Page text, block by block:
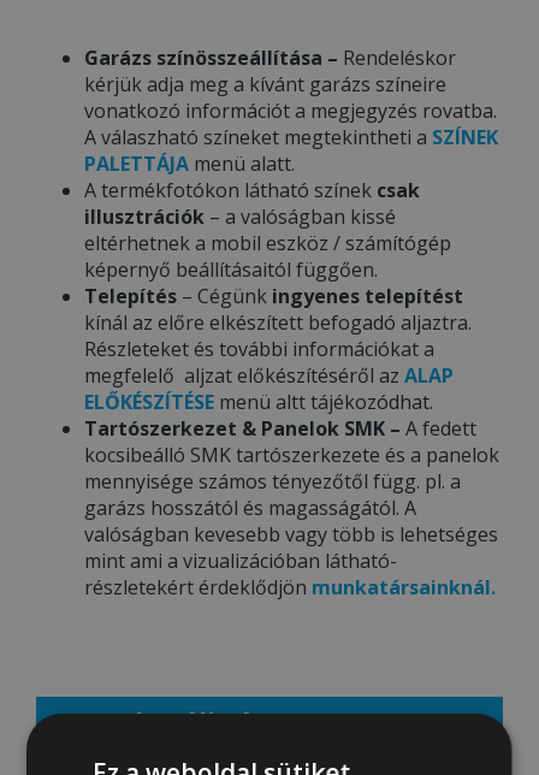
Garázs színösszeállítása – Rendeléskor
kérjük adja meg a kívánt garázs színeire
vonatkozó információt a megjegyzés rovatba.
A válaszható színeket megtekintheti a SZÍNEK
PALETTÁJA menü alatt.
A termékfotókon látható színek csak
illusztrációk – a valóságban kissé
eltérhetnek a mobil eszköz / számítógép
képernyő beállításaitól függően.
Telepítés – Cégünk ingyenes telepítést
kínál az előre elkészített befogadó aljaztra.
Részleteket és további információkat a
megfelelő aljzat előkészítéséről az ALAP
ELŐKÉSZÍTÉSE menü altt tájékozódhat.
Tartószerkezet & Panelok SMK – A fedett
kocsibeálló SMK tartószerkezete és a panelok
mennyisége számos tényezőtől függ. pl. a
garázs hosszától és magasságától. A
valóságban kevesebb vagy több is lehetséges
mint ami a vizualizációban látható-
részletekért érdeklődjön munkatársainknál.
Aktuális ár: 1003000 Ft